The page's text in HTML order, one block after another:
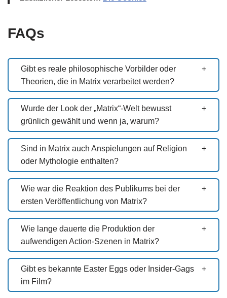
FAQs
Gibt es reale philosophische Vorbilder oder
Theorien, die in Matrix verarbeitet werden?
Wurde der Look der „Matrix“-Welt bewusst
grünlich gewählt und wenn ja, warum?
Sind in Matrix auch Anspielungen auf Religion
oder Mythologie enthalten?
Wie war die Reaktion des Publikums bei der
ersten Veröffentlichung von Matrix?
Wie lange dauerte die Produktion der
aufwendigen Action-Szenen in Matrix?
Gibt es bekannte Easter Eggs oder Insider-Gags
im Film?